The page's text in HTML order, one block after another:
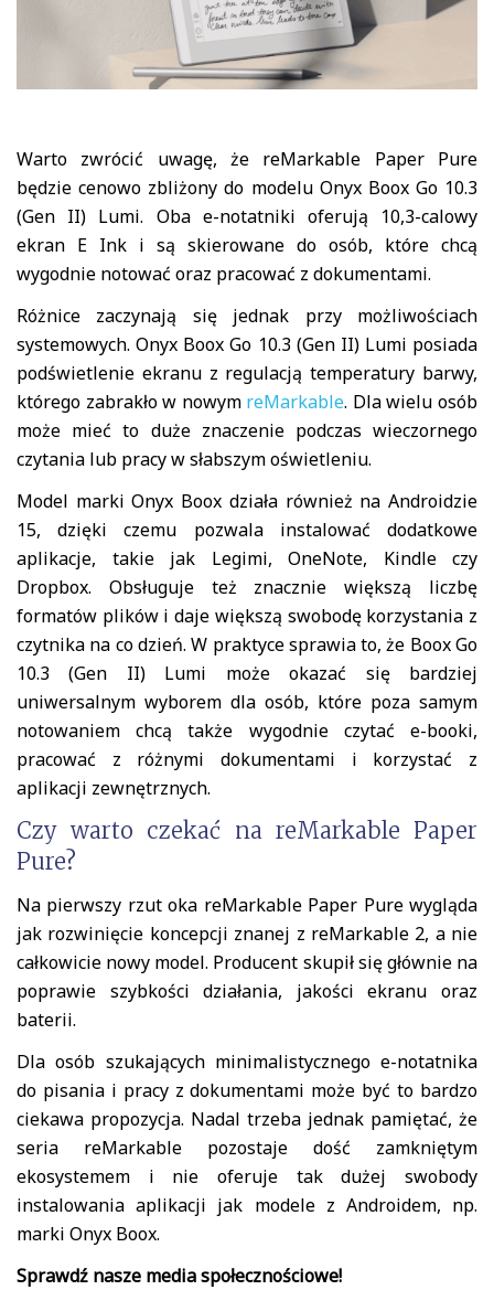
Warto zwrócić uwagę, że reMarkable Paper Pure
będzie cenowo zbliżony do modelu Onyx Boox Go 10.3
(Gen II) Lumi. Oba e-notatniki oferują 10,3-calowy
ekran E Ink i są skierowane do osób, które chcą
wygodnie notować oraz pracować z dokumentami.
Różnice zaczynają się jednak przy możliwościach
systemowych. Onyx Boox Go 10.3 (Gen II) Lumi posiada
podświetlenie ekranu z regulacją temperatury barwy,
którego zabrakło w nowym reMarkable. Dla wielu osób
może mieć to duże znaczenie podczas wieczornego
czytania lub pracy w słabszym oświetleniu.
Model marki Onyx Boox działa również na Androidzie
15, dzięki czemu pozwala instalować dodatkowe
aplikacje, takie jak Legimi, OneNote, Kindle czy
Dropbox. Obsługuje też znacznie większą liczbę
formatów plików i daje większą swobodę korzystania z
czytnika na co dzień. W praktyce sprawia to, że Boox Go
10.3 (Gen II) Lumi może okazać się bardziej
uniwersalnym wyborem dla osób, które poza samym
notowaniem chcą także wygodnie czytać e-booki,
pracować z różnymi dokumentami i korzystać z
aplikacji zewnętrznych.
Czy warto czekać na reMarkable Paper
Pure?
Na pierwszy rzut oka reMarkable Paper Pure wygląda
jak rozwinięcie koncepcji znanej z reMarkable 2, a nie
całkowicie nowy model. Producent skupił się głównie na
poprawie szybkości działania, jakości ekranu oraz
baterii.
Dla osób szukających minimalistycznego e-notatnika
do pisania i pracy z dokumentami może być to bardzo
ciekawa propozycja. Nadal trzeba jednak pamiętać, że
seria reMarkable pozostaje dość zamkniętym
ekosystemem i nie oferuje tak dużej swobody
instalowania aplikacji jak modele z Androidem, np.
marki Onyx Boox.
Sprawdź nasze media społecznościowe!